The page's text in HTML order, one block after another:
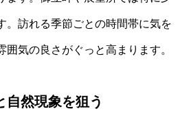
。訪れる季節ごとの時間帯に気を
囲気の良さがぐっと高まります。
自然現象を狙う